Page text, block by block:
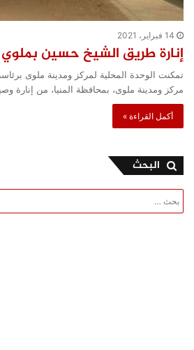
14 فبراير، 2021
إنارة طريق الشيخ حسين
تمكنت الوحدة المحلية لمركز ومدينة ملوى
مركز ومدينة ملوى، بمحافظة المنيا، من إنارة
أكمل القراءة »
البحث